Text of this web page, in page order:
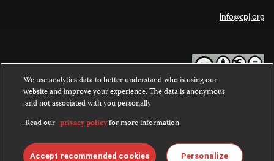
info@cpj.org
Except where noted, text on this website is licensed under a
Commons Attribution-NonCommercial-NoDerivatives 4.0
Images and other media are not covered by the Creative Commons
license. For more information about permissions, see our
.
We use analytics data to better understand who is using our
website and improve your experience. The data is anonymous
and not associated with you personally.
Read our privacy policyfor more information.
Personalize
Accept recommended cookies